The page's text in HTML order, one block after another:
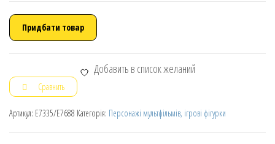
Придбати товар
Добавить в список желаний
Сравнить
Артикул: E7335/E7688 Категорія: Персонажі мультфільмів, ігрові фігурки